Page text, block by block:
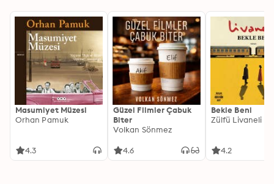
Masumiyet Müzesi
Orhan Pamuk
4.3
Güzel Filmler Çabuk
Biter
Volkan Sönmez
4.6
Bekle Beni
Zülfü Livaneli
4.2